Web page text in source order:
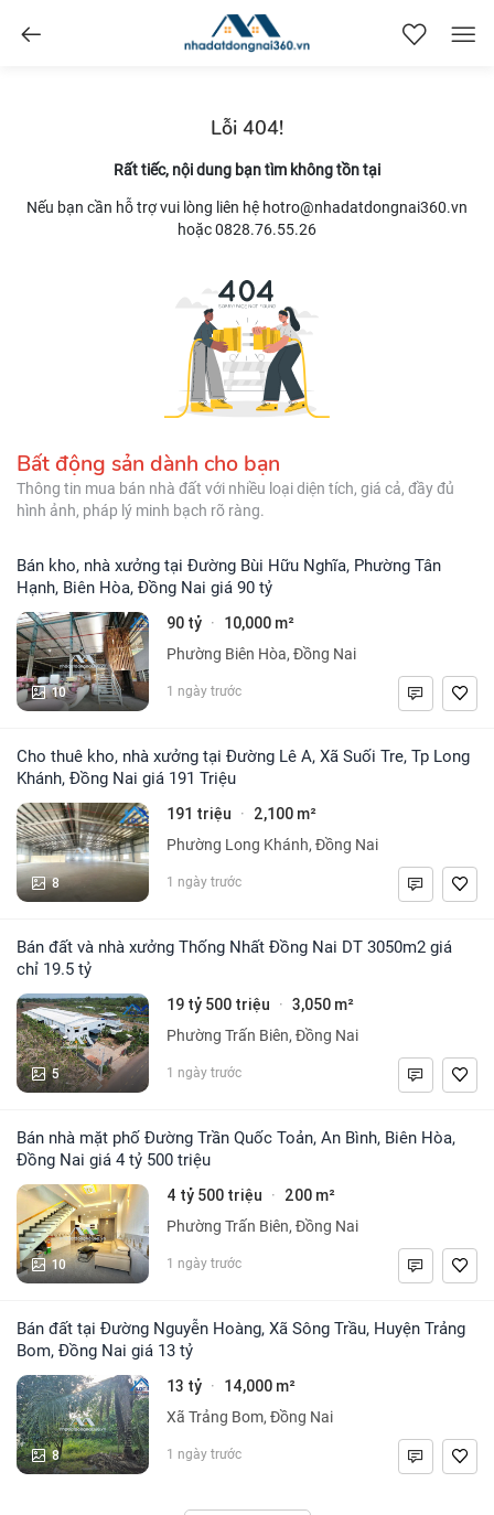
nhadatdongnai360.vn
Lỗi 404!
Rất tiếc, nội dung bạn tìm không tồn tại
Nếu bạn cần hỗ trợ vui lòng liên hệ hotro@nhadatdongnai360.vn
hoặc 0828.76.55.26
Bất động sản dành cho bạn
Thông tin mua bán nhà đất với nhiều loại diện tích, giá cả, đầy đủ
hình ảnh, pháp lý minh bạch rõ ràng.
Bán kho, nhà xưởng tại Đường Bùi Hữu Nghĩa, Phường Tân
Hạnh, Biên Hòa, Đồng Nai giá 90 tỷ
10
90 tỷ · 10,000 m²
Phường Biên Hòa, Đồng Nai
1 ngày trước
Cho thuê kho, nhà xưởng tại Đường Lê A, Xã Suối Tre, Tp Long
Khánh, Đồng Nai giá 191 Triệu
8
191 triệu · 2,100 m²
Phường Long Khánh, Đồng Nai
1 ngày trước
Bán đất và nhà xưởng Thống Nhất Đồng Nai DT 3050m2 giá
chỉ 19.5 tỷ
5
19 tỷ 500 triệu · 3,050 m²
Phường Trấn Biên, Đồng Nai
1 ngày trước
Bán nhà mặt phố Đường Trần Quốc Toản, An Bình, Biên Hòa,
Đồng Nai giá 4 tỷ 500 triệu
10
4 tỷ 500 triệu · 200 m²
Phường Trấn Biên, Đồng Nai
1 ngày trước
Bán đất tại Đường Nguyễn Hoàng, Xã Sông Trầu, Huyện Trảng
Bom, Đồng Nai giá 13 tỷ
8
13 tỷ · 14,000 m²
Xã Trảng Bom, Đồng Nai
1 ngày trước